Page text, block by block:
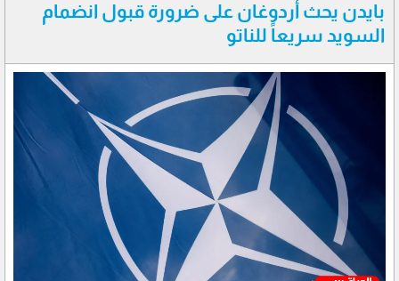
بايدن يحث أردوغان على ضرورة قبول انضمام
السويد سريعاً للناتو